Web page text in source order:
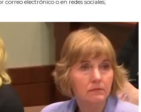
correo electrónico o en redes sociales,